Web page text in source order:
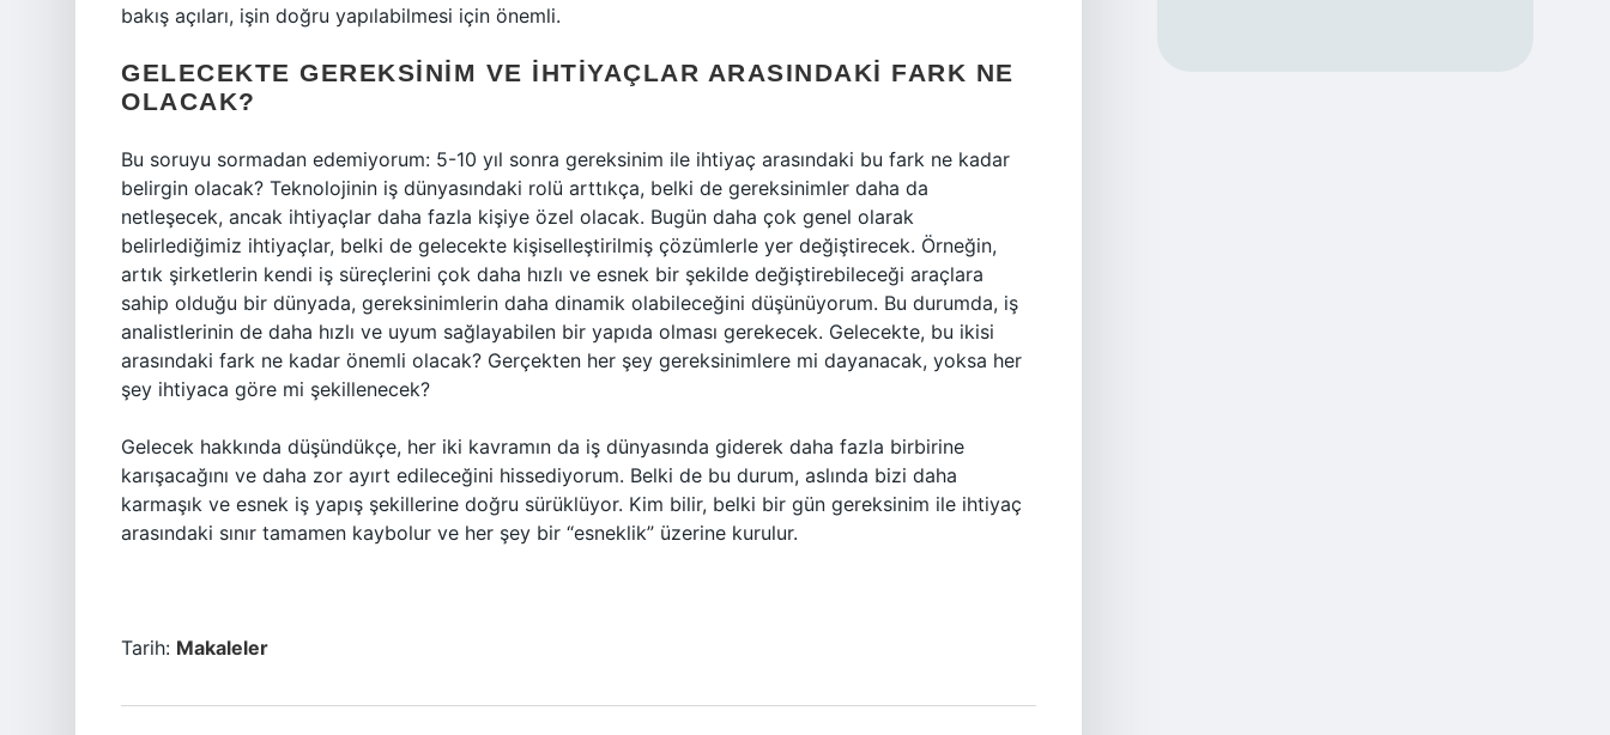
bakış açıları, işin doğru yapılabilmesi için önemli.
GELECEKTE GEREKSINIM VE İHTIYAÇLAR ARASINDAKI FARK NE
OLACAK?
Bu soruyu sormadan edemiyorum: 5-10 yıl sonra gereksinim ile ihtiyaç arasındaki bu fark ne kadar
belirgin olacak? Teknolojinin iş dünyasındaki rolü arttıkça, belki de gereksinimler daha da
netleşecek, ancak ihtiyaçlar daha fazla kişiye özel olacak. Bugün daha çok genel olarak
belirlediğimiz ihtiyaçlar, belki de gelecekte kişiselleştirilmiş çözümlerle yer değiştirecek. Örneğin,
artık şirketlerin kendi iş süreçlerini çok daha hızlı ve esnek bir şekilde değiştirebileceği araçlara
sahip olduğu bir dünyada, gereksinimlerin daha dinamik olabileceğini düşünüyorum. Bu durumda, iş
analistlerinin de daha hızlı ve uyum sağlayabilen bir yapıda olması gerekecek. Gelecekte, bu ikisi
arasındaki fark ne kadar önemli olacak? Gerçekten her şey gereksinimlere mi dayanacak, yoksa her
şey ihtiyaca göre mi şekillenecek?
Gelecek hakkında düşündükçe, her iki kavramın da iş dünyasında giderek daha fazla birbirine
karışacağını ve daha zor ayırt edileceğini hissediyorum. Belki de bu durum, aslında bizi daha
karmaşık ve esnek iş yapış şekillerine doğru sürüklüyor. Kim bilir, belki bir gün gereksinim ile ihtiyaç
arasındaki sınır tamamen kaybolur ve her şey bir “esneklik” üzerine kurulur.
Tarih: Makaleler